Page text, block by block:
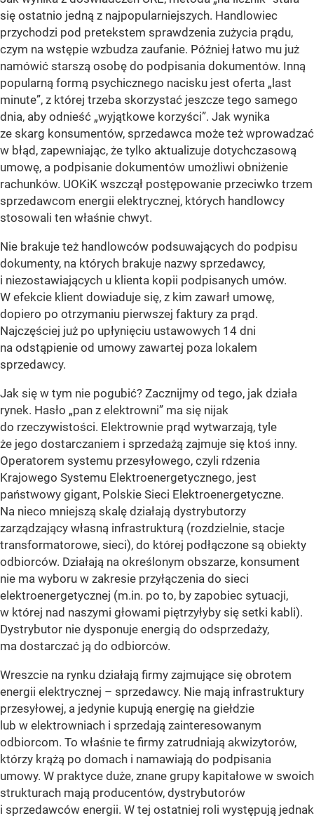
się ostatnio jedną z najpopularniejszych. Handlowiec
przychodzi pod pretekstem sprawdzenia zużycia prądu,
czym na wstępie wzbudza zaufanie. Później łatwo mu już
namówić starszą osobę do podpisania dokumentów. Inną
popularną formą psychicznego nacisku jest oferta „last
minute”, z której trzeba skorzystać jeszcze tego samego
dnia, aby odnieść „wyjątkowe korzyści”. Jak wynika
ze skarg konsumentów, sprzedawca może też wprowadzać
w błąd, zapewniając, że tylko aktualizuje dotychczasową
umowę, a podpisanie dokumentów umożliwi obniżenie
rachunków. UOKiK wszczął postępowanie przeciwko trzem
sprzedawcom energii elektrycznej, których handlowcy
stosowali ten właśnie chwyt.
Nie brakuje też handlowców podsuwających do podpisu
dokumenty, na których brakuje nazwy sprzedawcy,
i niezostawiających u klienta kopii podpisanych umów.
W efekcie klient dowiaduje się, z kim zawarł umowę,
dopiero po otrzymaniu pierwszej faktury za prąd.
Najczęściej już po upłynięciu ustawowych 14 dni
na odstąpienie od umowy zawartej poza lokalem
sprzedawcy.
Jak się w tym nie pogubić? Zacznijmy od tego, jak działa
rynek. Hasło „pan z elektrowni” ma się nijak
do rzeczywistości. Elektrownie prąd wytwarzają, tyle
że jego dostarczaniem i sprzedażą zajmuje się ktoś inny.
Operatorem systemu przesyłowego, czyli rdzenia
Krajowego Systemu Elektroenergetycznego, jest
państwowy gigant, Polskie Sieci Elektroenergetyczne.
Na nieco mniejszą skalę działają dystrybutorzy
zarządzający własną infrastrukturą (rozdzielnie, stacje
transformatorowe, sieci), do której podłączone są obiekty
odbiorców. Działają na określonym obszarze, konsument
nie ma wyboru w zakresie przyłączenia do sieci
elektroenergetycznej (m.in. po to, by zapobiec sytuacji,
w której nad naszymi głowami piętrzyłyby się setki kabli).
Dystrybutor nie dysponuje energią do odsprzedaży,
ma dostarczać ją do odbiorców.
Wreszcie na rynku działają firmy zajmujące się obrotem
energii elektrycznej – sprzedawcy. Nie mają infrastruktury
przesyłowej, a jedynie kupują energię na giełdzie
lub w elektrowniach i sprzedają zainteresowanym
odbiorcom. To właśnie te firmy zatrudniają akwizytorów,
którzy krążą po domach i namawiają do podpisania
umowy. W praktyce duże, znane grupy kapitałowe w swoich
strukturach mają producentów, dystrybutorów
i sprzedawców energii. W tej ostatniej roli występują jednak